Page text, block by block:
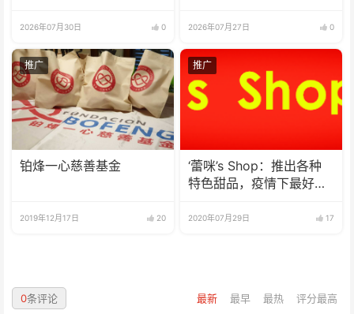
2026年07月30日 0 2026年07月27日 0
推广
铂烽一心慈善基金
2019年12月17日 20
推广
‘蕾咪’s Shop：推出各种
特色甜品，疫情下最好的
2020年07月29日 17
最新 最早 最热 评分最高
0条评论